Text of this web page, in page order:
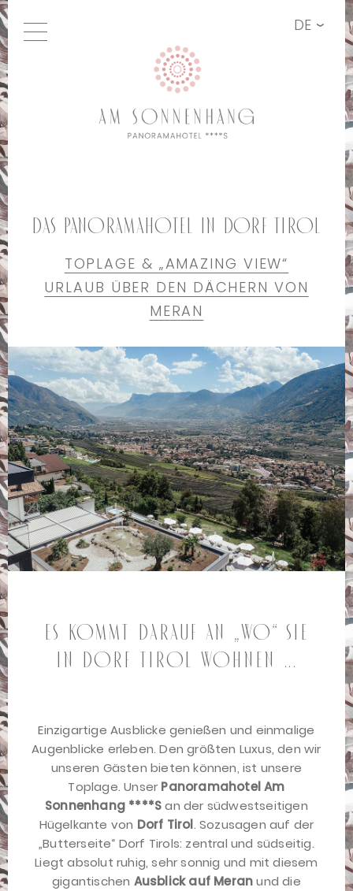
DE
Das Panoramahotel in Dorf Tirol
TOPLAGE & „AMAZING VIEW“
URLAUB ÜBER DEN DÄCHERN VON
MERAN
Es kommt darauf an „WO“ Sie
in Dorf Tirol wohnen ...
Einzigartige Ausblicke genießen und einmalige
Augenblicke erleben. Den größten Luxus, den wir
unseren Gästen bieten können, ist unsere
Toplage. Unser Panoramahotel Am
Sonnenhang ****San der südwestseitigen
Hügelkante von Dorf Tirol. Sozusagen auf der
„Butterseite“ Dorf Tirols: zentral und südseitig.
Liegt absolut ruhig, sehr sonnig und mit diesem
gigantischen Ausblick auf Meranund die